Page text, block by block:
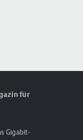
für
Gigabit-